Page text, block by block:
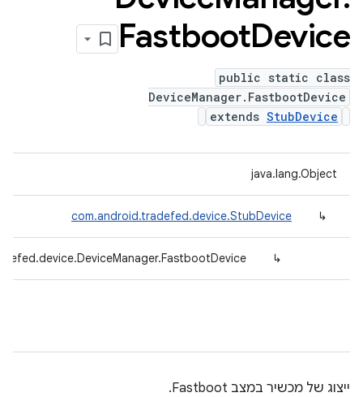
FastbootDevice
public static class
DeviceManager.FastbootDevice
extends StubDevice
java.lang.Object
↳
com.android.tradefed.device.StubDevice
↳
ייצוג של מכשיר במצב Fastboot.